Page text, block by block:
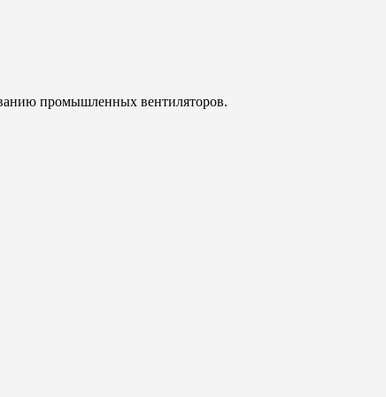
промышленных вентиляторов.